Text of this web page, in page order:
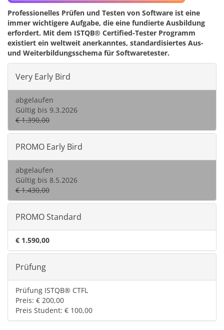
Professionelles Prüfen und Testen von Software ist eine
immer wichtigere Aufgabe, die eine fundierte Ausbildung
erfordert. Mit dem ISTQB® Certified-Tester Programm
existiert ein weltweit anerkanntes, standardisiertes Aus-
und Weiterbildungsschema für Softwaretester.
Very Early Bird
abgelaufen
Gültig bis 9.3.2026
€ 1.390,00
PROMO Early Bird
abgelaufen
Gültig bis 8.5.2026
€ 1.430,00
PROMO Standard
€ 1.590,00
Prüfung
Prüfung ISTQB® CTFL
Preis: € 200,00
Preis Student: € 100,00